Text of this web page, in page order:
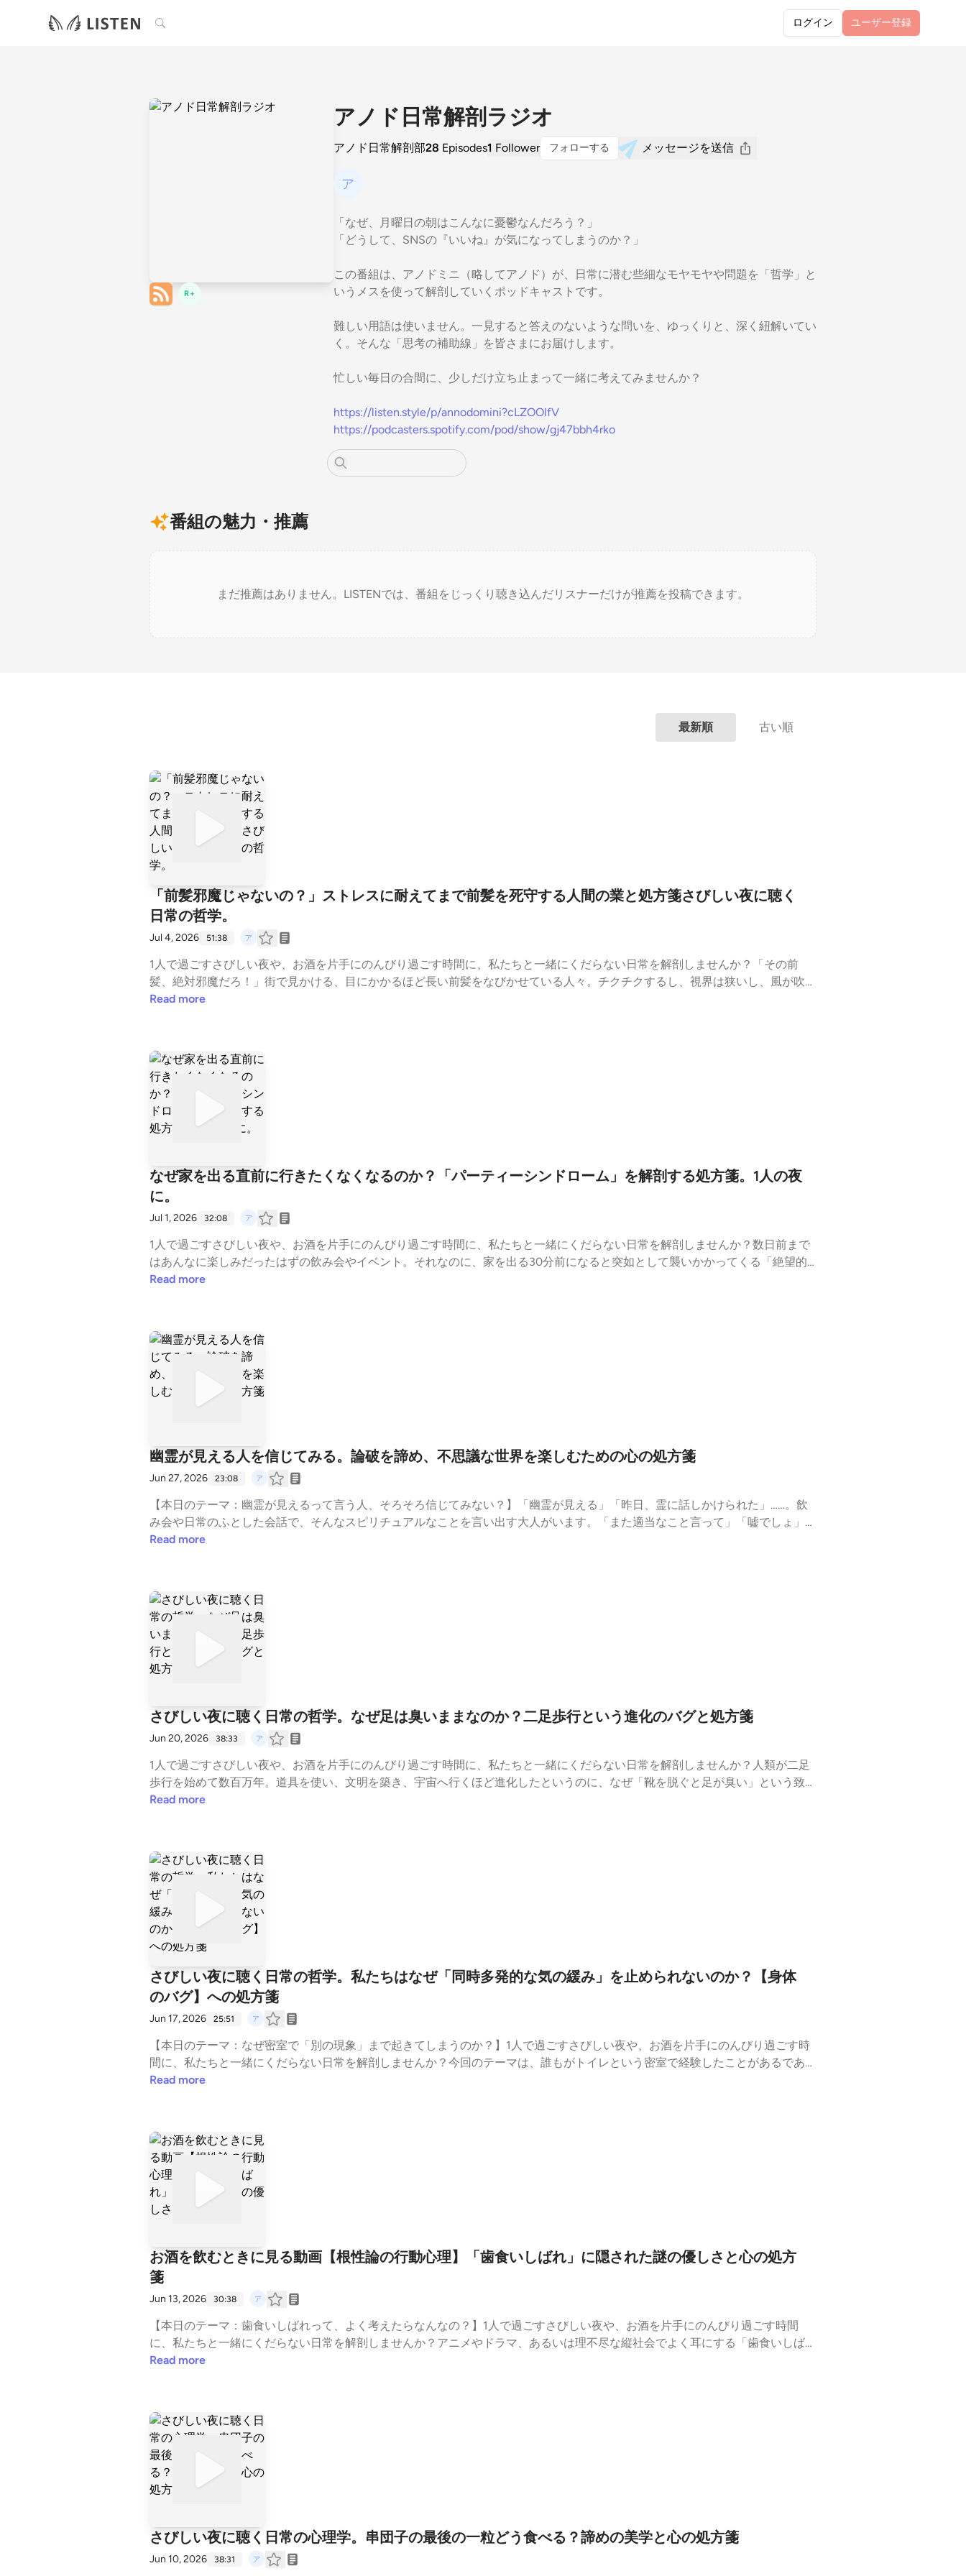
検索 ログイン ユーザー登録
R+
アノド日常解剖ラジオ
アノド日常解剖部28 Episodes1 Follower フォローする メッセージを送信
「なぜ、月曜日の朝はこんなに憂鬱なんだろう？」
「どうして、SNSの『いいね』が気になってしまうのか？」
この番組は、アノドミニ（略してアノド）が、日常に潜む些細なモヤモヤや問題を「哲学」と
いうメスを使って解剖していくポッドキャストです。
難しい用語は使いません。一見すると答えのないような問いを、ゆっくりと、深く紐解いてい
く。そんな「思考の補助線」を皆さまにお届けします。
忙しい毎日の合間に、少しだけ立ち止まって一緒に考えてみませんか？
https://listen.style/p/annodomini?cLZOOlfV
https://podcasters.spotify.com/pod/show/gj47bbh4rko
番組の魅力・推薦
まだ推薦はありません。LISTENでは、番組をじっくり聴き込んだリスナーだけが推薦を投稿できます。
最新順 古い順
「前髪邪魔じゃないの？」ストレスに耐えてまで前髪を死守する人間の業と処方箋さびしい夜に聴く
日常の哲学。
Jul 4, 2026 51:38
1人で過ごすさびしい夜や、お酒を片手にのんびり過ごす時間に、私たちと一緒にくだらない日常を解剖しませんか？「その前
髪、絶対邪魔だろ！」街で見かける、目にかかるほど長い前髪をなびかせている人々。チクチクするし、視界は狭いし、風が吹け
ばうっとうしい。どう考えてもストレスのはずなのに、彼らはなぜ前髪を切り落とさないのでしょうか？そこには、物理的な快適
モヤしているすべての人へ、人間の愛すべき矛盾を受け入れるための「心の処方箋」をぜひ受け取ってください。▼ 今回のトピ
ック前髪が目にかかるストレス vs 謎の美意識「邪魔じゃないの？」と聞かれた時の彼らの模範解答快適さを捨ててまで手に入れ
たい「魅力」の正体とは？【処方箋】他人の不可解なこだわりを笑って許容するマインドセット皆さんの周りにも「絶対に邪魔だ
ろ」と思うこだわりを持っている人はいますか？ぜひコメント欄でお酒の肴として教えてください！#アノド日常解剖部 #ビデオ
ポッドキャスト #人間観察 #心理学 #作業用BGM
Read more
なぜ家を出る直前に行きたくなくなるのか？「パーティーシンドローム」を解剖する処方箋。1人の夜
に。
Jul 1, 2026 32:08
1人で過ごすさびしい夜や、お酒を片手にのんびり過ごす時間に、私たちと一緒にくだらない日常を解剖しませんか？数日前まで
はあんなに楽しみだったはずの飲み会やイベント。それなのに、家を出る30分前になると突如として襲いかかってくる「絶望的
に行きたくない」というあの重い感情。誰しもが経験しているはずなのに名前のなかったこの現象を、私たちは今回「パーティー
の「アノド日常解剖部」では、お酒を飲みながら、この矛盾だらけの心理を哲学的に解剖しました。予定に縛られて息苦しさを感
じているすべての人へ、自分の感情のバグを受け入れ、罪悪感なく気楽に生きるための「心の処方箋」をぜひ受け取ってくださ
い。▼ 今回のトピック命名「パーティーシンドローム」！直前に絶望するあの現象の正体なぜ人は、家を出る瞬間に最もエネル
ギーを消費するのか？楽しみなはずの予定が「こなすべきタスク」にすり替わる恐怖【処方箋】予定キャンセルの罪悪感を手放
し、気楽に生きるマインドセット皆さんは「パーティーシンドローム」を発症した経験はありますか？あの絶望感をどうやって乗
Read more
幽霊が見える人を信じてみる。論破を諦め、不思議な世界を楽しむための心の処方箋
Jun 27, 2026 23:08
【本日のテーマ：幽霊が見えるって言う人、そろそろ信じてみない？】「幽霊が見える」「昨日、霊に話しかけられた」……。飲
み会や日常のふとした会話で、そんなスピリチュアルなことを言い出す大人がいます。「また適当なこと言って」「嘘でしょ」
と、これまでは論破したり、笑って聞き流したりしていませんでしたか？しかし、よくよく考えてみてください。いい大人が、社
えて他人の言うことを「信じてみる」ことの面白さについて、ゆるく、深く語り合いました。常に「正しさ」を求められて疲れて
しまったすべての人へ、日常にちょっとしたファンタジーを取り戻し、気楽に生きるための「心の処方箋」を提案します。▼ 今
回のトピックなぜいい大人が「幽霊が見える」というしょうもない嘘をつく（ように見える）のか？論破するより信じた方が、人
生は圧倒的にエンタメになる説「見えないものを信じる」ことで生まれる、謎の心の余裕【処方箋】論理的思考を少し休んで、不
思議な世界と共存するマインドセット皆さんは、「幽霊が見える」という人を信じますか？ぜひコメント欄で、皆さんのリアルな
意見や不思議なエピソードをお酒の肴として教えてください！#ビデオポッドキャスト #人間観察 #心理学 #哲学 #日常解剖部 #幽
Read more
さびしい夜に聴く日常の哲学。なぜ足は臭いままなのか？二足歩行という進化のバグと処方箋
Jun 20, 2026 38:33
1人で過ごすさびしい夜や、お酒を片手にのんびり過ごす時間に、私たちと一緒にくだらない日常を解剖しませんか？人類が二足
歩行を始めて数百万年。道具を使い、文明を築き、宇宙へ行くほど進化したというのに、なぜ「靴を脱ぐと足が臭い」という致命
的なバグは修正されていないのでしょうか？一見、ただの生理現象や衛生面の話。しかし、そこには進化論の限界と、自然界から
合も笑い飛ばすための「心の処方箋」をぜひ受け取ってください。▼ 今回のトピック人類の進化が置き去りにした「足の臭い」
というミステリー靴と靴下：二足歩行がもたらした自業自得の密室劇完璧に進化しないからこそ愛おしい、人体の設計ミス【処方
箋】足の臭いを「生きた証」として受け入れるマインドセット皆さんは、自分の「進化しきれていないな」と思う身体のバグはあ
りますか？ぜひコメント欄でお酒の肴として教えてください！#アノド日常解剖部 #ビデオポッドキャスト #人間観察 #進化論 #
哲学 #作業用BGM #お酒のお供 #処方箋
Read more
さびしい夜に聴く日常の哲学。私たちはなぜ「同時多発的な気の緩み」を止められないのか？【身体
のバグ】への処方箋
Jun 17, 2026 25:51
【本日のテーマ：なぜ密室で「別の現象」まで起きてしまうのか？】1人で過ごすさびしい夜や、お酒を片手にのんびり過ごす時
間に、私たちと一緒にくだらない日常を解剖しませんか？今回のテーマは、誰もがトイレという密室で経験したことがあるであろ
う、あの「同時多発的な気の緩み」について。一方の筋肉を緩めようとすると、なぜかもう一方まで連動して緩んでしまう……。
トロールを超えた現象に抗わず、肩の力を抜いてゆるく生きるための「心の処方箋」をぜひ受け取ってください。▼ 今回のトピ
ック密室で起きる「同時多発的な気の緩み」の正体人間の身体に隠された、抗えない連動メカニズム「完全に無防備になる瞬間」
に露呈する人間の滑稽さ【処方箋】コントロールできない自分を受け入れ、日常のバグを笑い飛ばすマインドセット皆さんは、自
分の身体の「バグ」を感じた瞬間はありますか？ぜひコメント欄でお酒の肴として教えてください！#アノド日常解剖部 #ビデオ
ポッドキャスト #人間観察 #心理学 #作業用BGM
Read more
お酒を飲むときに見る動画【根性論の行動心理】「歯食いしばれ」に隠された謎の優しさと心の処方
箋
Jun 13, 2026 30:38
【本日のテーマ：歯食いしばれって、よく考えたらなんなの？】1人で過ごすさびしい夜や、お酒を片手にのんびり過ごす時間
に、私たちと一緒にくだらない日常を解剖しませんか？アニメやドラマ、あるいは理不尽な縦社会でよく耳にする「歯食いしば
れ！」というセリフ。一見、気合を入れ直すための熱い言葉のようですが、よくよく考えてみると「これから痛い目を合わせてや
や、現代社会で私たちが無意識に「歯を食いしばって耐えてしまう心理」について深く、熱く語り合いました。理不尽なストレス
社会で、無駄に奥歯をすり減らしているすべての人へ。もっと肩の力を抜いて、ゆるく生きるための「心の処方箋」をぜひ受け取
ってください。▼ 今回のトピック「歯食いしばれ」というセリフが持つ、暴力と優しさの矛盾なぜ人間は、あらかじめ「衝撃の
準備」をさせられると拒絶できないのか？現代人が日常で無意識にやってしまう「脳内歯食いしばり」の恐怖【処方箋】奥歯の力
をふっと抜き、理不尽なパンチを綺麗にいなすマインドセット皆さんは、最近何かに対して「歯を食いしばった」瞬間はあります
か？ぜひコメント欄でお酒の肴として教えてください！#アノド日常解剖部 #ビデオポッドキャスト #人間観察 #心理学 #哲学 #作
Read more
さびしい夜に聴く日常の心理学。串団子の最後の一粒どう食べる？諦めの美学と心の処方箋
Jun 10, 2026 38:31